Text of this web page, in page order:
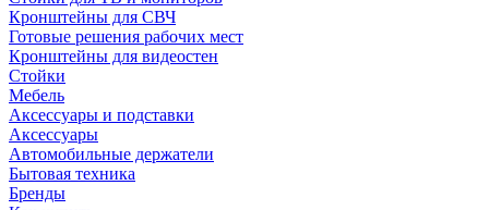
Кронштейны для СВЧ
Готовые решения рабочих мест
Кронштейны для видеостен
Стойки
Мебель
Аксессуары и подставки
Аксессуары
Автомобильные держатели
Бытовая техника
Бренды